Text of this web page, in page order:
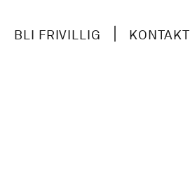
BLI FRIVILLIG KONTAKT